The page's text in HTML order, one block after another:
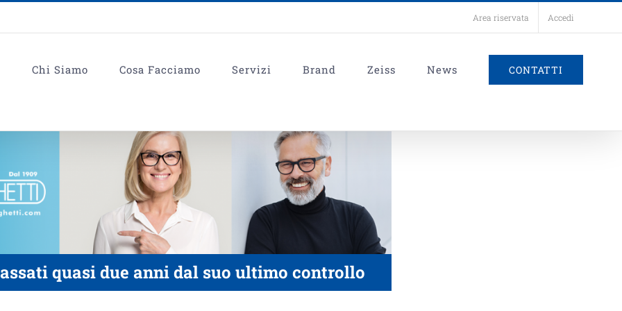
Area riservata Accedi
Chi Siamo Cosa Facciamo Servizi Brand Zeiss News CONTATTI
quasi due anni dal suo ultimo controllo